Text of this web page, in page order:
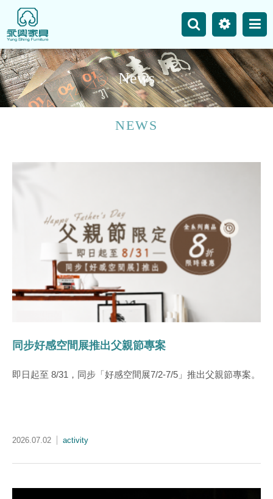
Site Map
主選單
Business
News
Contact Us
NEWS
News
同步好感空間展推出父親節專案
即日起至 8/31，同步「好感空間展7/2-7/5」推出父親節專案。
2026.07.02 activity